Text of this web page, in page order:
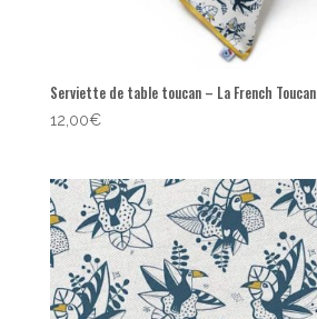
Serviette de table toucan – La French Toucan
12,00€